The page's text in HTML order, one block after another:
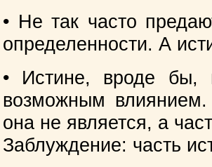
• Не так часто
определенности. А
• Истине, вроде бы,
возможным
она не является, а
Заблуждение: часть